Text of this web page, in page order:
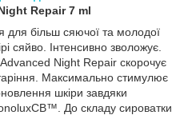
Repair 7 ml
для більш сяючої та молодої
сяйво. Інтенсивно зволожує.
Night Repair скорочує
Максимально стимулює
шкіри завдяки
До складу сироватки